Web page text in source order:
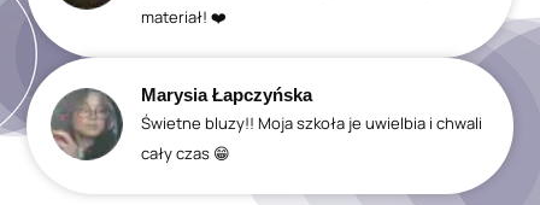
materiał! ❤️
Marysia Łapczyńska
Świetne bluzy!! Moja szkoła je uwielbia i chwali
cały czas 😁